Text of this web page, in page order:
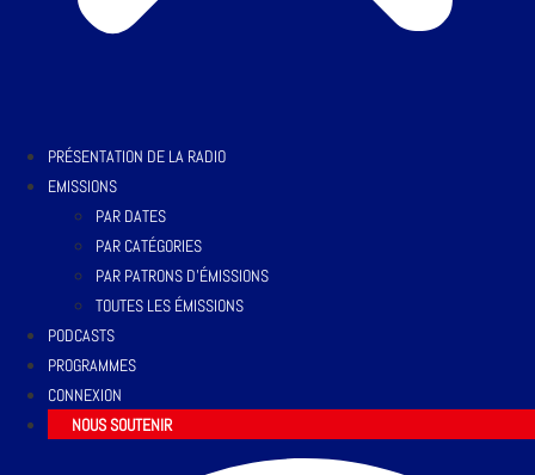
PRÉSENTATION DE LA RADIO
EMISSIONS
PAR DATES
PAR CATÉGORIES
PAR PATRONS D’ÉMISSIONS
TOUTES LES ÉMISSIONS
PODCASTS
PROGRAMMES
CONNEXION
NOUS SOUTENIR